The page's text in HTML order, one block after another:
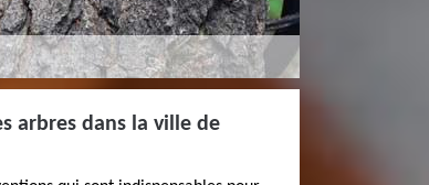
arbres dans la ville de